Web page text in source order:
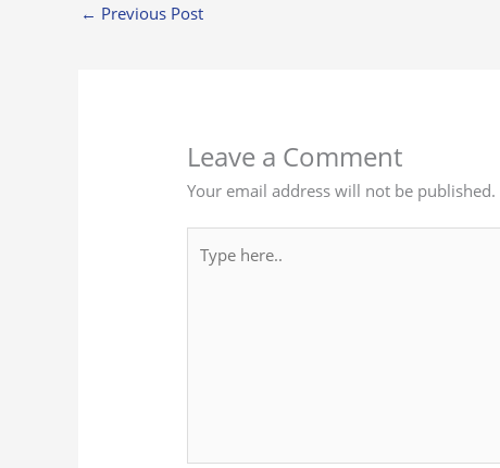
← Previous Post
Leave a Comment
Your email address will not be published.
here..